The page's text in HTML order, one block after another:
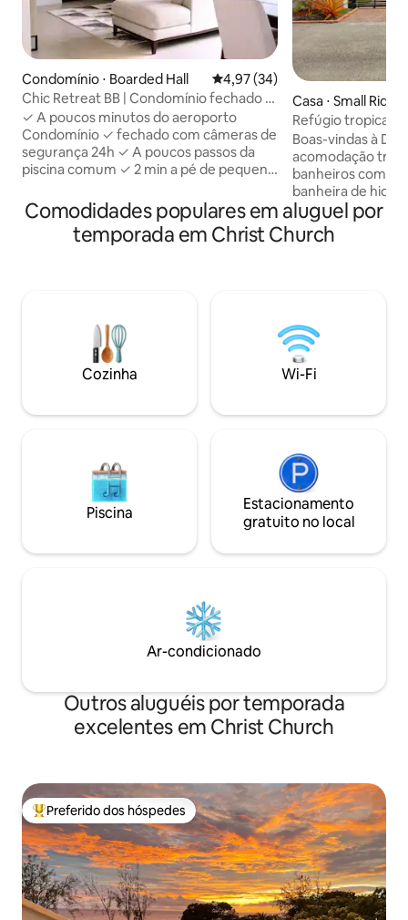
Condomínio ⋅ Boarded Hall 4,97 de uma avaliação média
4,97 (34)
Chic Retreat BB | Condomínio fechado e
iluminado com piscina + ar-condicionado
✓ A poucos minutos do aeroporto
Condomínio ✓ fechado com câmeras de
segurança 24h ✓ A poucos passos da
piscina comum ✓ 2 min a pé de pequena
restaurante, pub, centro de
atendimento de urgência ✓ 7 minutos
de carro da principal rodovia da ilha,
Localização ✓ perfeita para viagens de
negócios, visitas à embaixada e viagens
em família ❌ Não é permitido fumar no
que você possa nos encontrar
Casa ⋅ Small Ridge
Refúgio tropical
hidromassagem
Boas-vindas à De
acomodação
banheiros com
banheira de
estacionamento
churrasco.
smart TV e uma
apenas 3 minutos
George, a 7
10 minutos da
mercados. O
morador local.
Comodidades populares em aluguel por
temporada em Christ Church
Cozinha Wi-Fi
Piscina
Estacionamento
gratuito no local
Ar-condicionado
Outros aluguéis por temporada
excelentes em Christ Church
Entre os melhores preferidos dos hóspedes
Preferido dos hóspedes